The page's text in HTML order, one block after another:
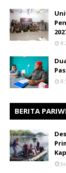
BERITA